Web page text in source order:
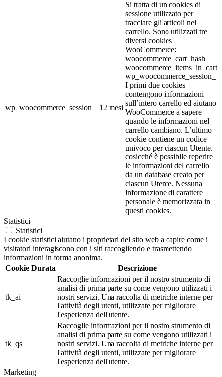
wp_woocommerce_session_ 12 mesi
Si tratta di un cookies di
sessione utilizzato per
tracciare gli articoli nel
carrello. Sono utilizzati tre
diversi cookies
WooCommerce:
woocommerce_cart_hash
woocommerce_items_in_cart
wp_woocommerce_session_
I primi due cookies
contengono informazioni
sull’intero carrello ed aiutano
WooCommerce a sapere
quando le informazioni nel
carrello cambiano. L’ultimo
cookie contiene un codice
univoco per ciascun Utente,
cosicché è possibile reperire
le informazioni del carrello
da un database creato per
ciascun Utente. Nessuna
informazione di carattere
personale è memorizzata in
questi cookies.
Statistici
Statistici
I cookie statistici aiutano i proprietari del sito web a capire come i
visitatori interagiscono con i siti raccogliendo e trasmettendo
informazioni in forma anonima.
Cookie Durata Descrizione
tk_ai
Raccoglie informazioni per il nostro strumento di
analisi di prima parte su come vengono utilizzati i
nostri servizi. Una raccolta di metriche interne per
l'attività degli utenti, utilizzate per migliorare
l'esperienza dell'utente.
tk_qs
Raccoglie informazioni per il nostro strumento di
analisi di prima parte su come vengono utilizzati i
nostri servizi. Una raccolta di metriche interne per
l'attività degli utenti, utilizzate per migliorare
l'esperienza dell'utente.
Marketing